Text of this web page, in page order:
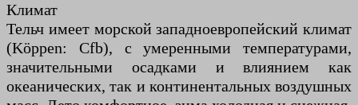
Климат
Тельч имеет морской западноевропейский климат
(Köppen: Cfb), с умеренными температурами,
значительными осадками и влиянием как
океанических, так и континентальных воздушных